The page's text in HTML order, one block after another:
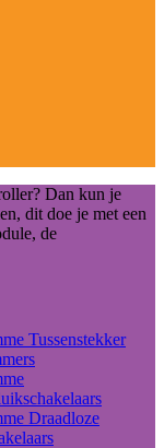
Dan kun je
dit doe je met een
de
Tussenstekker
Draadloze